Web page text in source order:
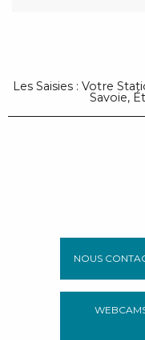
Les Saisies : Votre
Savoie,
NOUS